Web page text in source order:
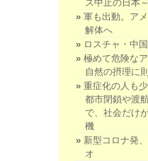
ス中止の日本～
軍も出動。ア
解体へ
ロスチャ・中
極めて危険な
自然の摂理に
重症化の人も
都市閉鎖や渡
で、社会だけ
機
新型コロナ発
オ